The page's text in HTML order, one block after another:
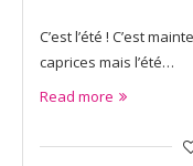
C’est l’été ! C’est
caprices mais l’été…
Read more